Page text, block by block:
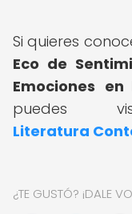
Si quieres
Eco de
Emociones
puedes
Literatura
¿TE GUSTÓ? ¡DALE